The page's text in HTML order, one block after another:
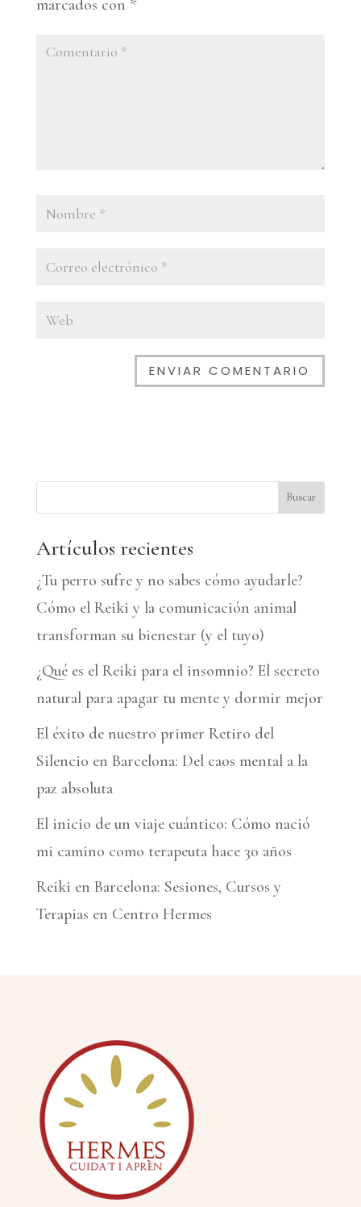
marcados con *
e
r
n
t
e
:
Buscar
Artículos recientes
¿Tu perro sufre y no sabes cómo ayudarle?
Cómo el Reiki y la comunicación animal
transforman su bienestar (y el tuyo)
¿Qué es el Reiki para el insomnio? El secreto
natural para apagar tu mente y dormir mejor
El éxito de nuestro primer Retiro del
Silencio en Barcelona: Del caos mental a la
paz absoluta
El inicio de un viaje cuántico: Cómo nació
mi camino como terapeuta hace 30 años
Reiki en Barcelona: Sesiones, Cursos y
Terapias en Centro Hermes